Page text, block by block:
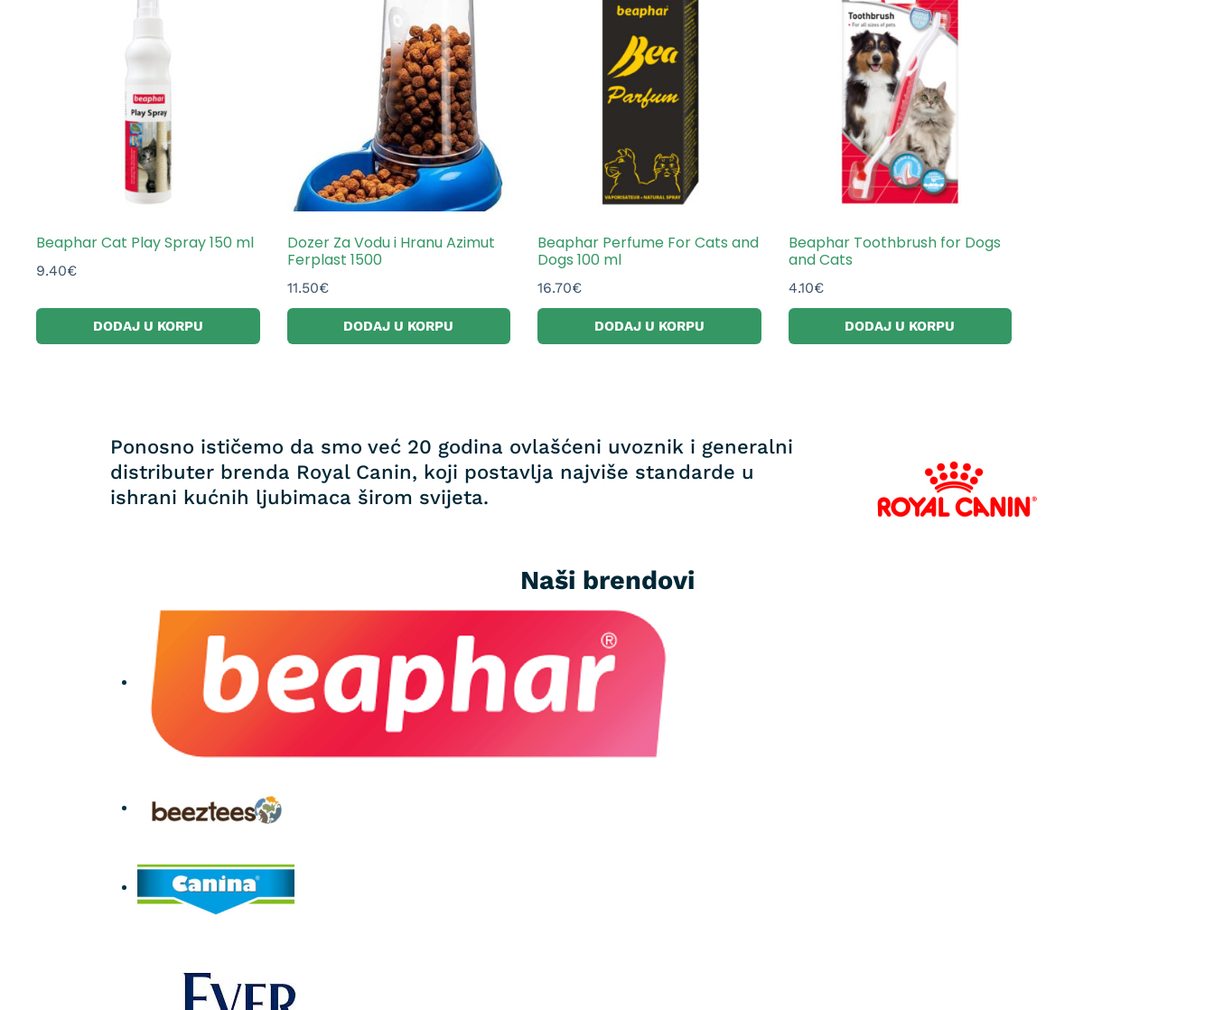
Beaphar Cat Play Spray 150 ml
9.40€
DODAJ U KORPU
Dozer Za Vodu i Hranu Azimut
Ferplast 1500
11.50€
DODAJ U KORPU
Beaphar Perfume For Cats and
Dogs 100 ml
16.70€
DODAJ U KORPU
Beaphar Toothbrush for Dogs
and Cats
4.10€
DODAJ U KORPU
Ponosno ističemo da smo već 20 godina ovlašćeni uvoznik i generalni
distributer brenda Royal Canin, koji postavlja najviše standarde u
ishrani kućnih ljubimaca širom svijeta.
Naši brendovi